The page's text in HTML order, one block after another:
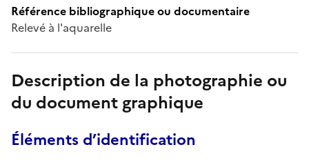
Référence bibliographique ou documentaire
Relevé à l'aquarelle
Description de la photographie ou
du document graphique
Éléments d’identification